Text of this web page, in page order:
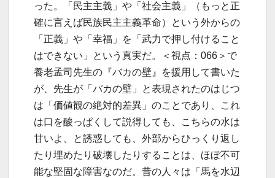
った。「民主主義」や「社会主義」（もっと正
確に言えば民族民主主義革命）という外からの
「正義」や「幸福」を「武力で押し付けること
はできない」という真実だ。＜視点：066＞で
養老孟司先生の『バカの壁』を援用して書いた
が、先生が「バカの壁」と表現されたのはじつ
は「価値観の絶対的差異」のことであり、これ
は口を酸っぱくして説得しても、こちらの水は
甘いよ、と誘惑しても、外部からひっくり返し
たり埋めたり破壊したりすることは、ほぼ不可
能な堅固な障害なのだ。昔の人々は「馬を水辺